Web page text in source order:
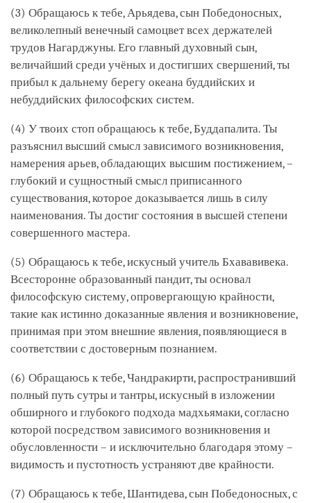
(3) Обращаюсь к тебе, Арьядева, сын Победоносных,
великолепный венечный самоцвет всех держателей
трудов Нагарджуны. Его главный духовный сын,
величайший среди учёных и достигших свершений, ты
прибыл к дальнему берегу океана буддийских и
небуддийских философских систем.
(4) У твоих стоп обращаюсь к тебе, Буддапалита. Ты
разъяснил высший смысл зависимого возникновения,
намерения арьев, обладающих высшим постижением, –
глубокий и сущностный смысл приписанного
существования, которое доказывается лишь в силу
наименования. Ты достиг состояния в высшей степени
совершенного мастера.
(5) Обращаюсь к тебе, искусный учитель Бхававивека.
Всесторонне образованный пандит, ты основал
философскую систему, опровергающую крайности,
такие как истинно доказанные явления и возникновение,
принимая при этом внешние явления, появляющиеся в
соответствии с достоверным познанием.
(6) Обращаюсь к тебе, Чандракирти, распространивший
полный путь сутры и тантры, искусный в изложении
обширного и глубокого подхода мадхьямаки, согласно
которой посредством зависимого возникновения и
обусловленности – и исключительно благодаря этому –
видимость и пустотность устраняют две крайности.
(7) Обращаюсь к тебе, Шантидева, сын Победоносных, с